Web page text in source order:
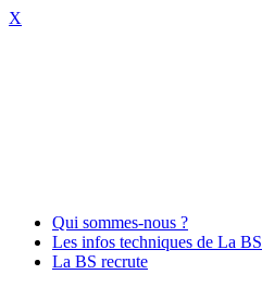
X
Qui sommes-nous ?
Les infos techniques de La BS
La BS recrute